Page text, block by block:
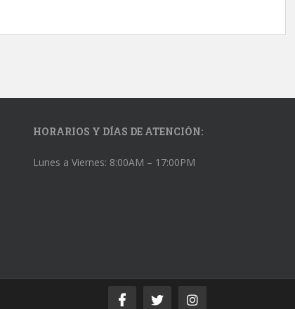
HORARIOS Y DÍAS DE ATENCIÓN:
Lunes a Viernes: 8:00AM – 17:00PM